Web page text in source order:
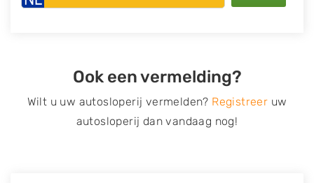
Ook een vermelding?
Wilt u uw autosloperij vermelden? Registreer uw
autosloperij dan vandaag nog!